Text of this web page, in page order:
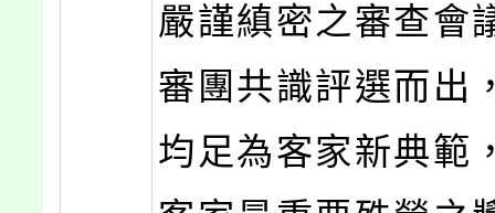
嚴謹縝密之審查會
審團共識評選而出
均足為客家新典範